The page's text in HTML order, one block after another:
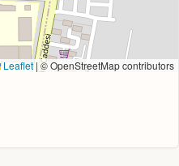
Leaflet | © OpenStreetMap contributors